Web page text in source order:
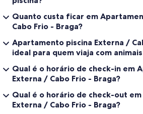
Quanto custa ficar em
Cabo Frio - Braga?
Apartamento piscina Externa /
ideal para quem viaja com
Qual é o horário de check-in em
Externa / Cabo Frio - Braga?
Qual é o horário de check-out
Externa / Cabo Frio - Braga?